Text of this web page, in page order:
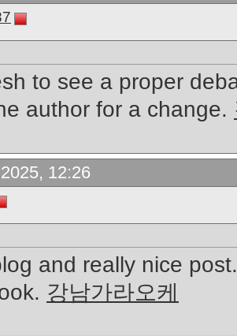
to see a proper
author for a change.
12:26
and really nice
강남가라오케